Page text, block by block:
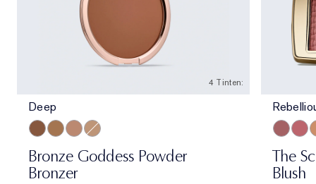
4 Tinten:
Deep
Bronze Goddess Powder
Bronzer
The
Blush